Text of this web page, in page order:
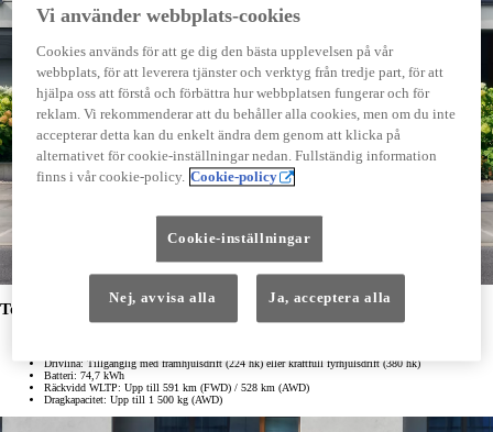
Toyota bZ4X Touring – Kort sammanfattat:
Drivlina: Tillgänglig med framhjulsdrift (224 hk) eller kraftfull fyrhjulsdrift (380 hk)
Batteri: 74,7 kWh
Räckvidd WLTP: Upp till 591 km (FWD) / 528 km (AWD)
Dragkapacitet: Upp till 1 500 kg (AWD)
Vi använder webbplats-cookies
Cookies används för att ge dig den bästa upplevelsen på vår
webbplats, för att leverera tjänster och verktyg från tredje part, för att
hjälpa oss att förstå och förbättra hur webbplatsen fungerar och för
reklam. Vi rekommenderar att du behåller alla cookies, men om du inte
accepterar detta kan du enkelt ändra dem genom att klicka på
alternativet för cookie-inställningar nedan. Fullständig information
finns i vår cookie-policy. Cookie-policy
Cookie-inställningar
Nej, avvisa alla Ja, acceptera alla